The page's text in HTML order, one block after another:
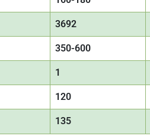
3692
350-600
1
120
135